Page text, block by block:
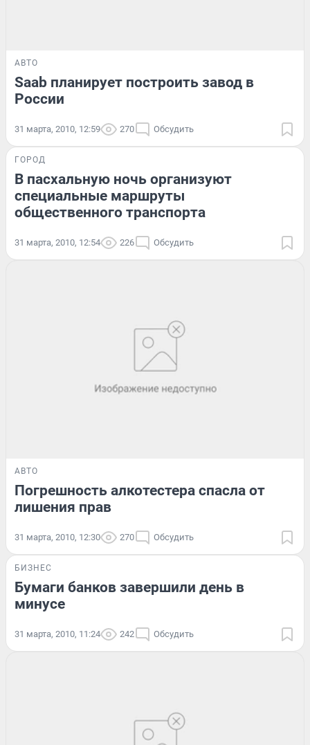
АВТО
Saab планирует построить завод в
России
31 марта, 2010, 12:59 270 Обсудить
ГОРОД
В пасхальную ночь организуют
специальные маршруты
общественного транспорта
31 марта, 2010, 12:54 226 Обсудить
АВТО
Погрешность алкотестера спасла от
лишения прав
31 марта, 2010, 12:30 270 Обсудить
БИЗНЕС
Бумаги банков завершили день в
минусе
31 марта, 2010, 11:24 242 Обсудить